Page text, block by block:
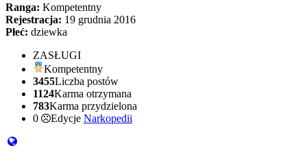
Ranga: Kompetentny
Rejestracja: 19 grudnia 2016
Płeć: dziewka
ZASŁUGI
Kompetentny
3455Liczba postów
1124Karma otrzymana
783Karma przydzielona
0
Edycje Narkopedii